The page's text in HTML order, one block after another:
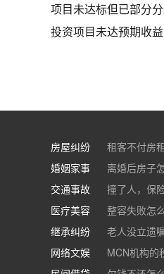
项目未达标但已部分
投资项目未达预期收
房屋纠纷 租客不付房
房东不退押
婚姻家事
离婚后房子
离婚了公司
交通事故
撞了人，保
交通事故中
医疗美容
整容失败怎
医美机构宣
医疗器械出
继承纠纷
老人没立遗
基金怎么继
网络文娱
MCN机构的